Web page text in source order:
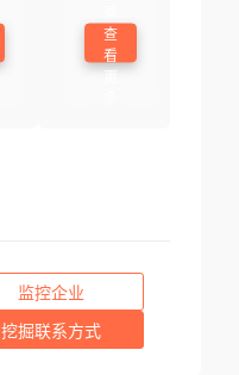
查
看
监控企业
挖掘联系方式